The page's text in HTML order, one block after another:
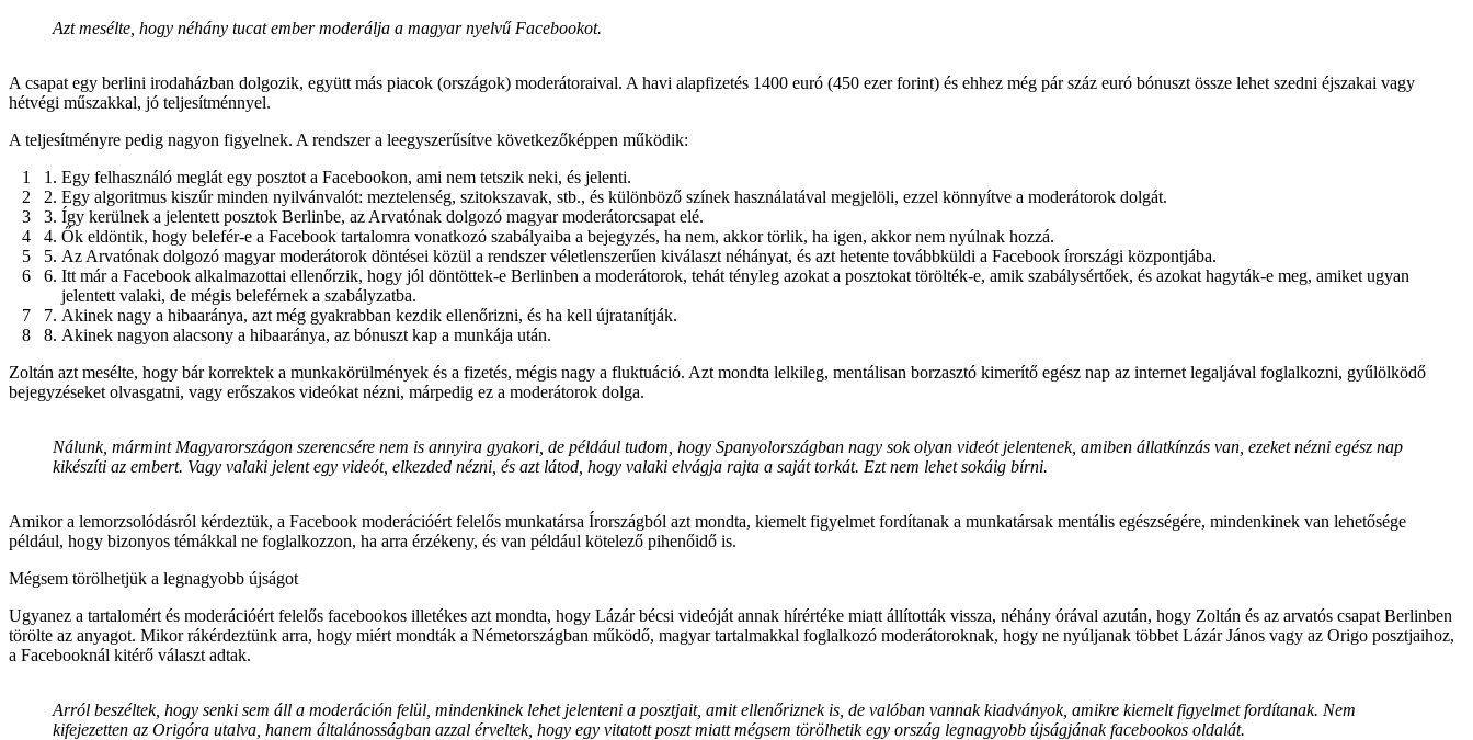
Azt mesélte, hogy néhány tucat ember moderálja a magyar nyelvű Facebookot.
A csapat egy berlini irodaházban dolgozik, együtt más piacok (országok) moderátoraival. A havi alapfizetés 1400 euró (450 ezer forint) és ehhez még pár száz euró bónuszt össze lehet szedni éjszakai vagy
hétvégi műszakkal, jó teljesítménnyel.
A teljesítményre pedig nagyon figyelnek. A rendszer a leegyszerűsítve következőképpen működik:
Egy felhasználó meglát egy posztot a Facebookon, ami nem tetszik neki, és jelenti.
Egy algoritmus kiszűr minden nyilvánvalót: meztelenség, szitokszavak, stb., és különböző színek használatával megjelöli, ezzel könnyítve a moderátorok dolgát.
Így kerülnek a jelentett posztok Berlinbe, az Arvatónak dolgozó magyar moderátorcsapat elé.
Ők eldöntik, hogy belefér-e a Facebook tartalomra vonatkozó szabályaiba a bejegyzés, ha nem, akkor törlik, ha igen, akkor nem nyúlnak hozzá.
Az Arvatónak dolgozó magyar moderátorok döntései közül a rendszer véletlenszerűen kiválaszt néhányat, és azt hetente továbbküldi a Facebook írországi központjába.
Itt már a Facebook alkalmazottai ellenőrzik, hogy jól döntöttek-e Berlinben a moderátorok, tehát tényleg azokat a posztokat törölték-e, amik szabálysértőek, és azokat hagyták-e meg, amiket ugyan
jelentett valaki, de mégis beleférnek a szabályzatba.
Akinek nagy a hibaaránya, azt még gyakrabban kezdik ellenőrizni, és ha kell újratanítják.
Akinek nagyon alacsony a hibaaránya, az bónuszt kap a munkája után.
Zoltán azt mesélte, hogy bár korrektek a munkakörülmények és a fizetés, mégis nagy a fluktuáció. Azt mondta lelkileg, mentálisan borzasztó kimerítő egész nap az internet legaljával foglalkozni, gyűlölködő
bejegyzéseket olvasgatni, vagy erőszakos videókat nézni, márpedig ez a moderátorok dolga.
Nálunk, mármint Magyarországon szerencsére nem is annyira gyakori, de például tudom, hogy Spanyolországban nagy sok olyan videót jelentenek, amiben állatkínzás van, ezeket nézni egész nap
kikészíti az embert. Vagy valaki jelent egy videót, elkezded nézni, és azt látod, hogy valaki elvágja rajta a saját torkát. Ezt nem lehet sokáig bírni.
Amikor a lemorzsolódásról kérdeztük, a Facebook moderációért felelős munkatársa Írországból azt mondta, kiemelt figyelmet fordítanak a munkatársak mentális egészségére, mindenkinek van lehetősége
például, hogy bizonyos témákkal ne foglalkozzon, ha arra érzékeny, és van például kötelező pihenőidő is.
Mégsem törölhetjük a legnagyobb újságot
Ugyanez a tartalomért és moderációért felelős facebookos illetékes azt mondta, hogy Lázár bécsi videóját annak hírértéke miatt állították vissza, néhány órával azután, hogy Zoltán és az arvatós csapat Berlinben
törölte az anyagot. Mikor rákérdeztünk arra, hogy miért mondták a Németországban működő, magyar tartalmakkal foglalkozó moderátoroknak, hogy ne nyúljanak többet Lázár János vagy az Origo posztjaihoz,
a Facebooknál kitérő választ adtak.
Arról beszéltek, hogy senki sem áll a moderáción felül, mindenkinek lehet jelenteni a posztjait, amit ellenőriznek is, de valóban vannak kiadványok, amikre kiemelt figyelmet fordítanak. Nem
kifejezetten az Origóra utalva, hanem általánosságban azzal érveltek, hogy egy vitatott poszt miatt mégsem törölhetik egy ország legnagyobb újságjának facebookos oldalát.